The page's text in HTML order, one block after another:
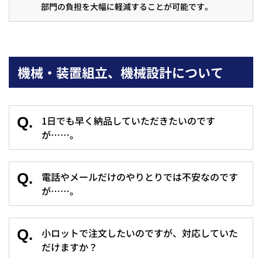
部門の負担を大幅に軽減することが可能です。
機械・装置組立、機械設計について
Q.
1日でも早く納品していただきたいのです
が……。
Q.
電話やメールだけのやりとりでは不安なのです
が……。
Q.
小ロットで注文したいのですが、対応していた
だけますか？